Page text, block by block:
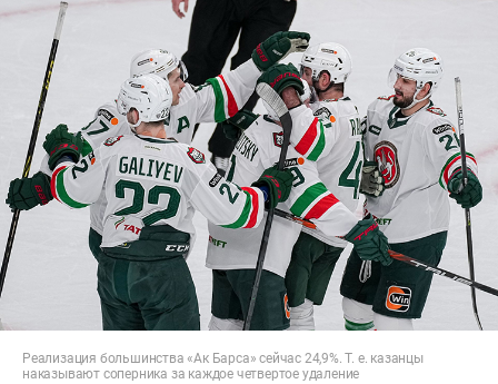
Реализация большинства «Ак Барса» сейчас 24,9%. Т. е. казанцы
наказывают соперника за каждое четвертое удаление